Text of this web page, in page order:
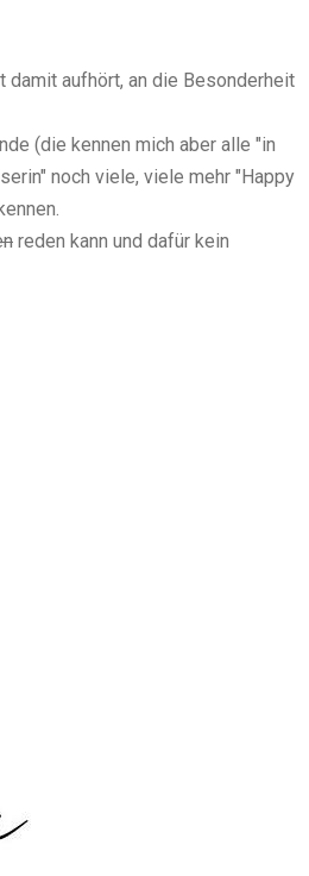
damit aufhört, an die Besonderheit
(die kennen mich aber alle "in
noch viele, viele mehr "Happy
reden kann und dafür kein